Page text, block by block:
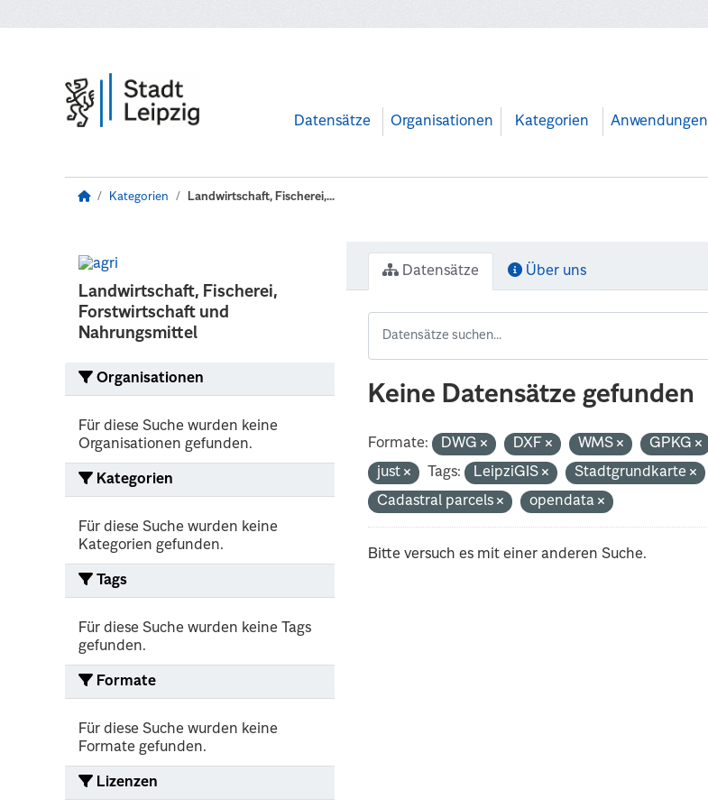
Datensätze Organisationen Kategorien Anwendungen
Kategorien Landwirtschaft, Fischerei,...
Landwirtschaft, Fischerei,
Forstwirtschaft und
Nahrungsmittel
Organisationen
Für diese Suche wurden keine
Organisationen gefunden.
Kategorien
Für diese Suche wurden keine
Kategorien gefunden.
Tags
Für diese Suche wurden keine Tags
gefunden.
Formate
Für diese Suche wurden keine
Formate gefunden.
Lizenzen
Datensätze Über uns
Keine Datensätze gefunden
Formate: DWG DXF WMS GPKG
just
Tags: LeipziGIS Stadtgrundkarte
Cadastral parcels
opendata
Bitte versuch es mit einer anderen Suche.